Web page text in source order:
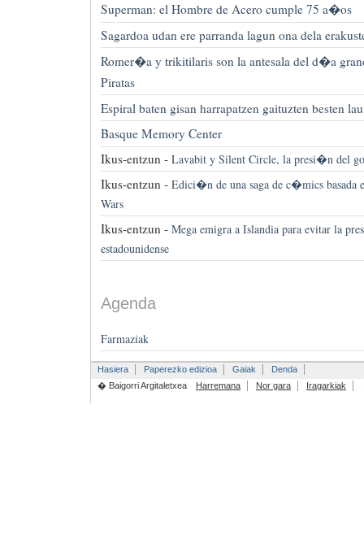
Superman: el Hombre de Acero cumple 75 a�os
Sagardoa udan ere parranda lagun ona dela
Romer�a y trikitilaris son la antesala del d�a
Piratas
Espiral baten gisan harrapatzen gaituzten besten
Basque Memory Center
Ikus-entzun - Lavabit y Silent Circle, la presi�n del
Ikus-entzun - Edici�n de una saga de c�mics basada
Wars
Ikus-entzun - Mega emigra a Islandia para evitar la
estadounidense
Agenda
Farmaziak
Hasiera Paperezko edizioa Gaiak
Denda
� Baigorri Argitaletxea
Harremana Nor gara Iragarkiak